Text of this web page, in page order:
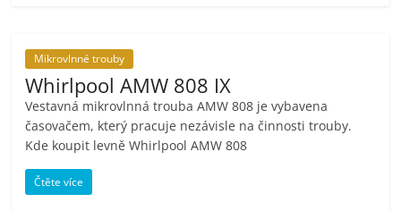
porovnání
Elektro
OK,
recenze,
pračky,
televize,
notebooky,
mobilní
Mikrovlnné trouby
Whirlpool AMW 808 IX
Vestavná mikrovlnná trouba AMW 808 je vybavena
časovačem, který pracuje nezávisle na činnosti trouby.
Kde koupit levně Whirlpool AMW 808
Čtěte více